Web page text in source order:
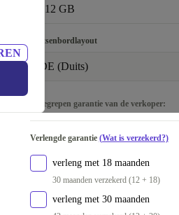
512 GB
512 GB
256 GB
1000 GB
Toetsenbordlayout
DE (Duits)
Inbegrepen garantie van de verkoper:
Verlengde garantie (Wat is verzekerd?)
verleng met 18 maanden
30 maanden verzekerd (12 + 18)
verleng met 30 maanden